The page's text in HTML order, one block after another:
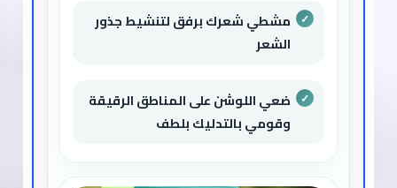
مشطي شعرك برفق لتنشيط جذور
الشعر
ضعي اللوشن على المناطق الرقيقة
وقومي بالتدليك بلطف